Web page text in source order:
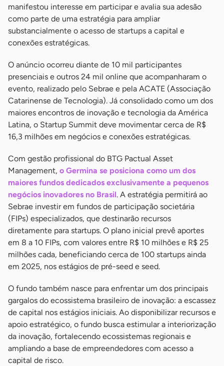
manifestou interesse em participar e avalia sua adesão
como parte de uma estratégia para ampliar
substancialmente o acesso de startups a capital e
conexões estratégicas.
O anúncio ocorreu diante de 10 mil participantes
presenciais e outros 24 mil online que acompanharam o
evento, realizado pelo Sebrae e pela ACATE (Associação
Catarinense de Tecnologia). Já consolidado como um dos
maiores encontros de inovação e tecnologia da América
Latina, o Startup Summit deve movimentar cerca de R$
16,3 milhões em negócios e conexões estratégicas.
Com gestão profissional do BTG Pactual Asset
Management, o Germina se posiciona como um dos
maiores fundos dedicados exclusivamente a pequenos
negócios inovadores no Brasil. A estratégia permitirá ao
Sebrae investir em fundos de participação societária
(FIPs) especializados, que destinarão recursos
diretamente para startups. O plano inicial prevê aportes
em 8 a 10 FIPs, com valores entre R$ 10 milhões e R$ 25
milhões cada, beneficiando cerca de 100 startups ainda
em 2025, nos estágios de pré-seed e seed.
O fundo também nasce para enfrentar um dos principais
gargalos do ecossistema brasileiro de inovação: a escassez
de capital nos estágios iniciais. Ao disponibilizar recursos e
apoio estratégico, o fundo busca estimular a interiorização
da inovação, fortalecendo ecossistemas regionais e
ampliando a base de empreendedores com acesso a
capital de risco.